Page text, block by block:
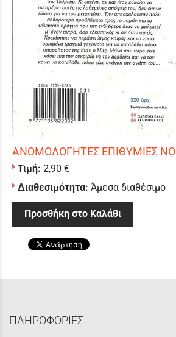
ΑΝΟΜΟΛΟΓΗΤΕΣ ΕΠΙΘΥΜΙΕΣ
Τιμή: 2,90 €
Διαθεσιμότητα: Άμεσα διαθέσιμο
Προσθήκη στο Καλάθι
ΠΛΗΡΟΦΟΡΙΕΣ